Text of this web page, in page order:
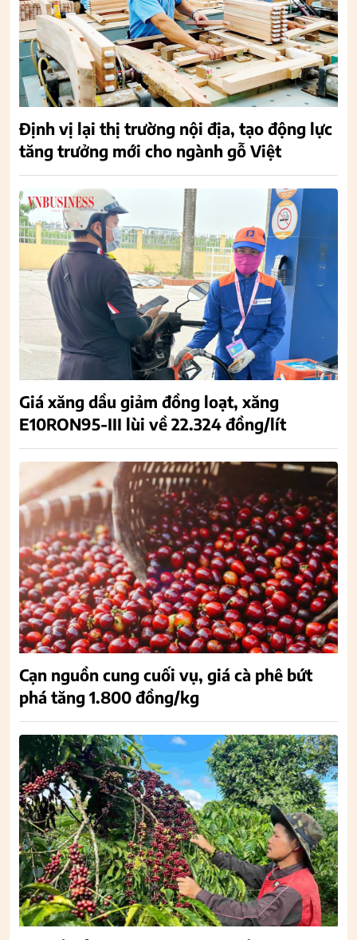
Định vị lại thị trường nội địa, tạo động lực
tăng trưởng mới cho ngành gỗ Việt
Giá xăng dầu giảm đồng loạt, xăng
E10RON95-III lùi về 22.324 đồng/lít
Cạn nguồn cung cuối vụ, giá cà phê bứt
phá tăng 1.800 đồng/kg